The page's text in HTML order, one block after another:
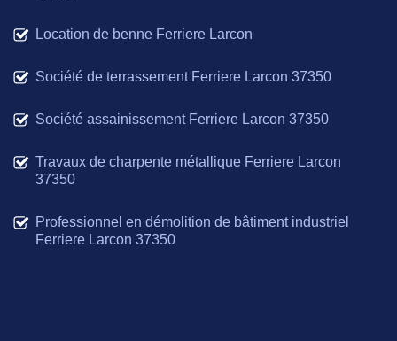
Location de benne Ferriere Larcon
Société de terrassement Ferriere Larcon 37350
Société assainissement Ferriere Larcon 37350
Travaux de charpente métallique Ferriere Larcon
37350
Professionnel en démolition de bâtiment industriel
Ferriere Larcon 37350